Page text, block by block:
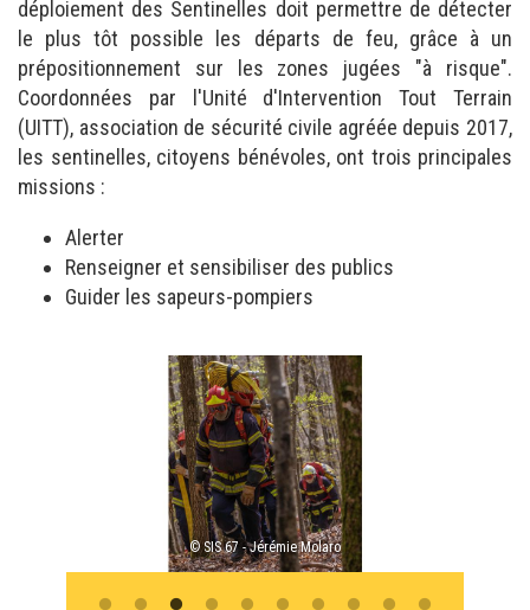
déploiement des Sentinelles doit permettre de détecter
le plus tôt possible les départs de feu, grâce à un
prépositionnement sur les zones jugées "à risque".
Coordonnées par l'Unité d'Intervention Tout Terrain
(UITT), association de sécurité civile agréée depuis 2017,
les sentinelles, citoyens bénévoles, ont trois principales
missions :
Alerter
Renseigner et sensibiliser des publics
Guider les sapeurs-pompiers
© SIS 67 - Jérémie Molaro